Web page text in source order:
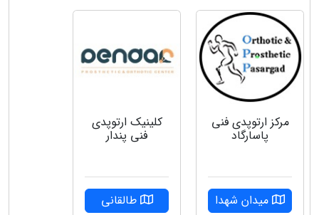
مرکز ارتوپدی فنی
پاسارگاد
میدان شهدا
کلینیک ارتوپدی
فنی پندار
طالقانی